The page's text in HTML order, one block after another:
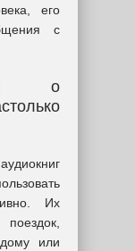
его
с
о
Их
или